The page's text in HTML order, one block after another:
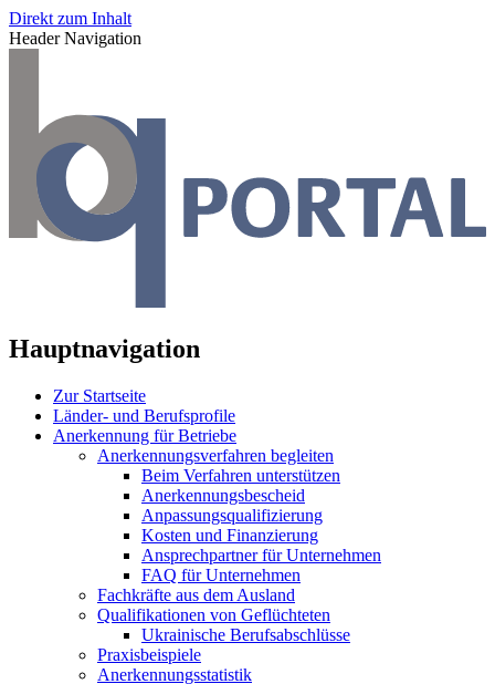
Direkt zum Inhalt
Header Navigation
Hauptnavigation
Zur Startseite
Länder- und Berufsprofile
Anerkennung für Betriebe
Anerkennungsverfahren begleiten
Beim Verfahren unterstützen
Anerkennungsbescheid
Anpassungsqualifizierung
Kosten und Finanzierung
Ansprechpartner für Unternehmen
FAQ für Unternehmen
Fachkräfte aus dem Ausland
Qualifikationen von Geflüchteten
Ukrainische Berufsabschlüsse
Praxisbeispiele
Anerkennungsstatistik